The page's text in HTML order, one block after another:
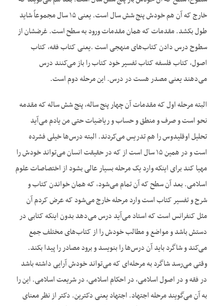
خارج که آن هم خودش پنج شش سال است. یعنی ۱۵ سال مجموعاً شاید
طول بکشد. مقدمات که همان مقدمات ورود به سطح است. غرضشان از
سطوح درس دادن کتاب‌های منهجی است .یعنی کتاب فقه، کتاب
اصول، کتاب فلسفه کتاب تفسیر خود کتاب را باز می‌کنند درس
می‌دهند یعنی مصدر هست در درس. این مرحله دوم است.
البته مرحله اول که مقدمات آن چهار پنج ساله، پنج شش ساله که مقدمه
نحو است و صرف و منطق و حساب و ریاضیات حتی من یادم می‌آید
تحلیل اوقلیدوس را هم تدریس می‌کردند. البته درس‌ها خیلی فشرده
است و در همین ۱۵ سال است از که در حقیقت انسان می‌تواند خودش را
مهیا کند برای اینکه وارد یک مرحله بسیار عالی بشود از اختصاصات علوم
اسلامی. بعد آن سطح که آن تمام می‌شود، که همان خواندن کتاب و
شرح و تفسیر کتاب است وارد مرحله خارج می‌شود که عرض کردم آن
مثل کنفرانس است که استاد می‌آید درس می‌دهد بدون اینکه کتابی در
دستش باشد و مواضع و مطالب خودش را از کتاب‌های مختلف جمع
می‌کند و شاگرد باید آن درس‌ها را بنویسد و برود مصادر را پیدا بکند.
وقتی می‌رسد شاگرد به مرحله‌ای که می‌تواند خودش آرایی داشته باشد
در فقه و در اصول اسلامی، در احکام اسلامی، در شریعت اسلامی. این را
به آن می‌گویند مرحله اجتهاد. اجتهاد یعنی دکترین. دکتر از نظر معنای